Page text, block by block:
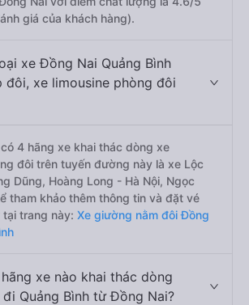
giá của khách hàng).
xe Đồng Nai Quảng Bình
đôi, xe limousine phòng đôi
4 hãng xe khai thác dòng xe
đôi trên tuyến đường này là xe Lộc
Dũng, Hoàng Long - Hà Nội, Ngọc
tham khảo thêm thông tin và đặt vé
trang này: Xe giường nằm đôi Đồng
xe nào khai thác dòng
đi Quảng Bình từ Đồng Nai?